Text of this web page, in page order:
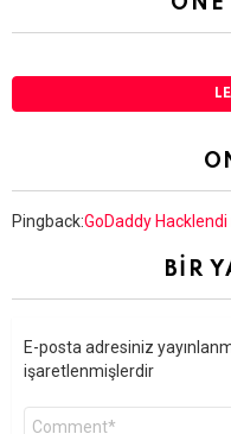
Pingback:GoDaddy
BIR
E-posta adresiniz
işaretlenmişlerdir